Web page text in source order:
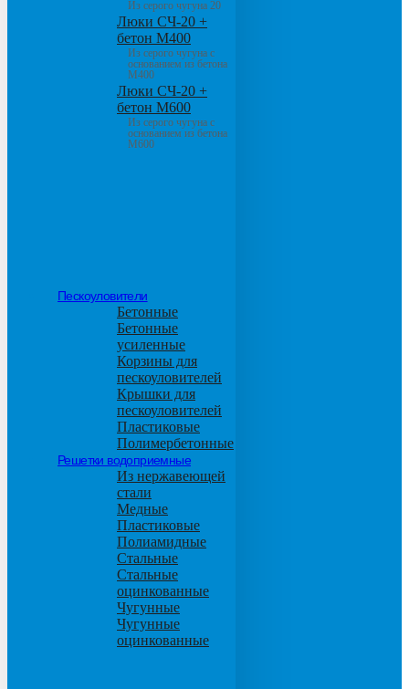
Из серого чугуна 20
Люки СЧ-20 +
бетон М400
Из серого чугуна с
основанием из бетона
М400
Люки СЧ-20 +
бетон М600
Из серого чугуна с
основанием из бетона
М600
Пескоуловители
Бетонные
Бетонные
усиленные
Корзины для
пескоуловителей
Крышки для
пескоуловителей
Пластиковые
Полимербетонные
Решетки водоприемные
Из нержавеющей
стали
Медные
Пластиковые
Полиамидные
Стальные
Стальные
оцинкованные
Чугунные
Чугунные
оцинкованные